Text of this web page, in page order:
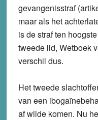
gevangenisstraf
maar als het
is de straf ten
tweede lid, Wetboek
verschil dus.
Het tweede
van een
af wilde komen. Nu